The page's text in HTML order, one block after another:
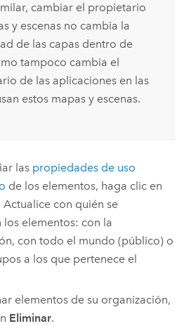
cambiar el propietario
y escenas no cambia la
de las capas dentro de
tampoco cambia el
de las aplicaciones en las
estos mapas y escenas.
las propiedades de uso
de los elementos, haga clic en
Actualice con quién se
los elementos: con la
con todo el mundo (público) o
a los que pertenece el
elementos de su organización,
Eliminar.